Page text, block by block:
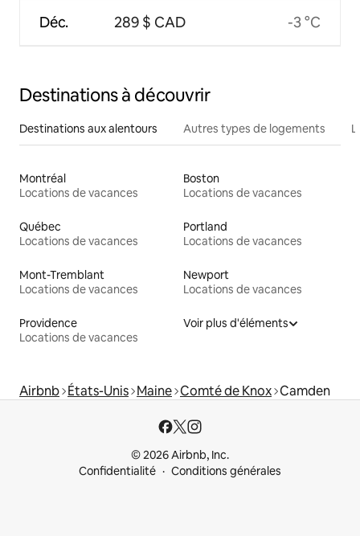
Déc. 289 $ CAD -3 °C
Destinations à découvrir
Destinations aux alentours Autres types de logements
Montréal
Locations de vacances
Boston
Locations de vacances
Québec
Locations de vacances
Portland
Locations de vacances
Mont-Tremblant
Locations de vacances
Newport
Locations de vacances
Providence
Locations de vacances
Voir plus d'éléments
Airbnb États-Unis Maine Comté de Knox Camden
© 2026 Airbnb, Inc.
Confidentialité
Conditions générales